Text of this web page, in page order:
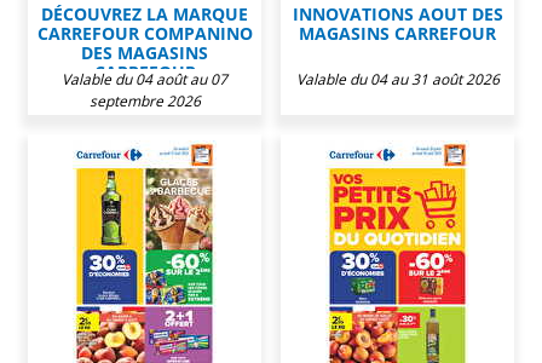
DÉCOUVREZ LA MARQUE
CARREFOUR COMPANINO
DES MAGASINS
CARREFOUR
Valable du 04 août au 07
septembre 2026
INNOVATIONS AOUT DES
MAGASINS CARREFOUR
Valable du 04 au 31 août 2026